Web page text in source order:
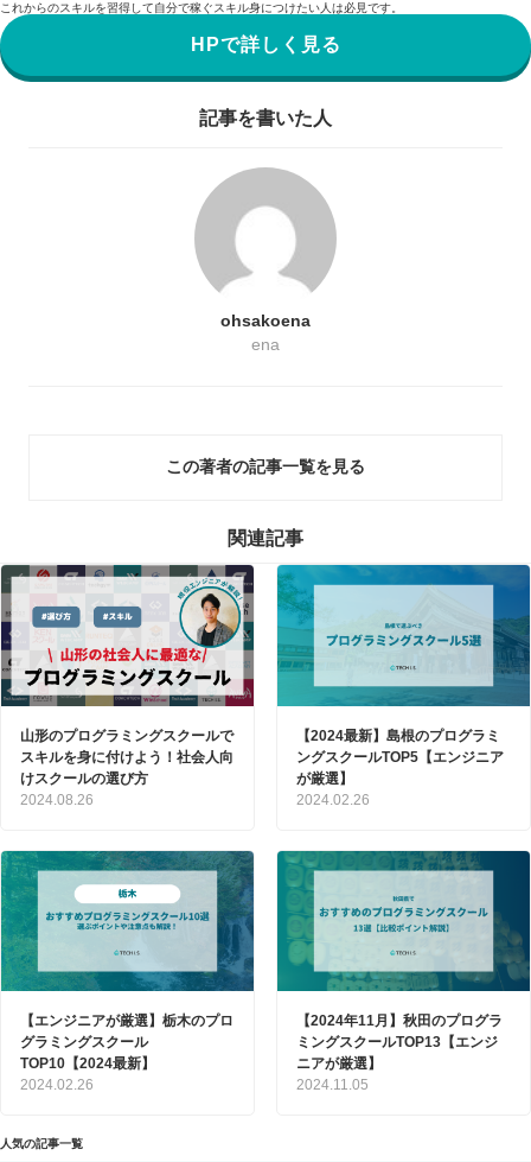
これからのスキルを習得して自分で稼ぐスキル身につけたい人は必見です。
HPで詳しく見る
記事を書いた人
ohsakoena
ena
この著者の記事一覧を見る
関連記事
山形のプログラミングスクールで
スキルを身に付けよう！社会人向
けスクールの選び方
2024.08.26
【2024最新】島根のプログラミ
ングスクールTOP5【エンジニア
が厳選】
2024.02.26
【エンジニアが厳選】栃木のプロ
グラミングスクール
TOP10【2024最新】
2024.02.26
【2024年11月】秋田のプログラ
ミングスクールTOP13【エンジ
ニアが厳選】
2024.11.05
人気の記事一覧